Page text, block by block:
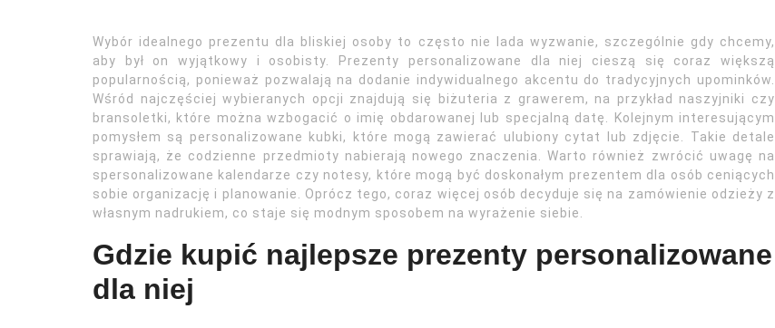
Wybór idealnego prezentu dla bliskiej osoby to często nie lada wyzwanie, szczególnie gdy chcemy,
aby był on wyjątkowy i osobisty. Prezenty personalizowane dla niej cieszą się coraz większą
popularnością, ponieważ pozwalają na dodanie indywidualnego akcentu do tradycyjnych upominków.
Wśród najczęściej wybieranych opcji znajdują się biżuteria z grawerem, na przykład naszyjniki czy
bransoletki, które można wzbogacić o imię obdarowanej lub specjalną datę. Kolejnym interesującym
pomysłem są personalizowane kubki, które mogą zawierać ulubiony cytat lub zdjęcie. Takie detale
sprawiają, że codzienne przedmioty nabierają nowego znaczenia. Warto również zwrócić uwagę na
spersonalizowane kalendarze czy notesy, które mogą być doskonałym prezentem dla osób ceniących
sobie organizację i planowanie. Oprócz tego, coraz więcej osób decyduje się na zamówienie odzieży z
własnym nadrukiem, co staje się modnym sposobem na wyrażenie siebie.
Gdzie kupić najlepsze prezenty personalizowane
dla niej